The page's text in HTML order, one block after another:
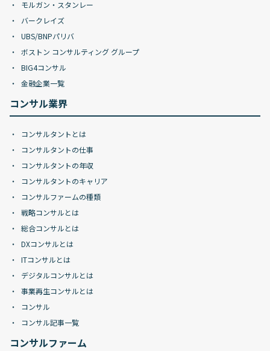
モルガン・スタンレー
バークレイズ
UBS/BNPパリバ
ボストン コンサルティング グループ
BIG4コンサル
金融企業一覧
コンサル業界
コンサルタントとは
コンサルタントの仕事
コンサルタントの年収
コンサルタントのキャリア
コンサルファームの種類
戦略コンサルとは
総合コンサルとは
DXコンサルとは
ITコンサルとは
デジタルコンサルとは
事業再生コンサルとは
コンサル
コンサル記事一覧
コンサルファーム